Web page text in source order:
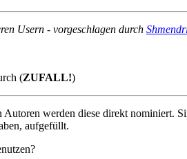
Usern - vorgeschlagen durch
(ZUFALL!)
werden diese direkt
aufgefüllt.